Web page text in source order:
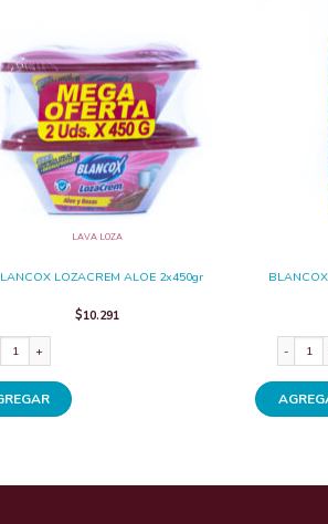
LAVA LOZA
LOZACREM ALOE 2x450gr
$10.291